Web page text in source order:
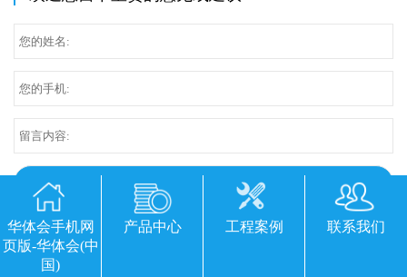
华体会手机网
页版-华体会(中
国)
产品中心 工程案例 联系我们